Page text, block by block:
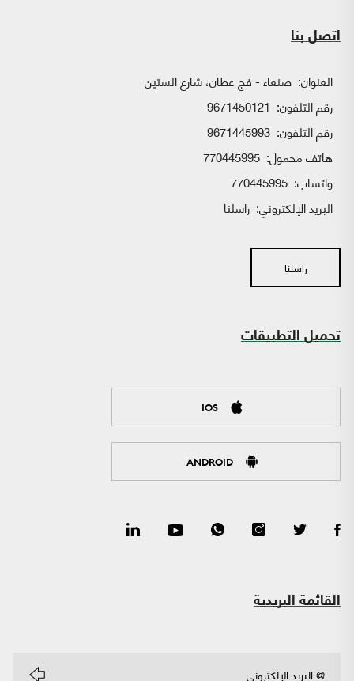
اتصل بنا
العنوان: صنعاء - فج عطان، شارع الستين
رقم التلفون: 9671450121
رقم التلفون: 9671445993
هاتف محمول: 770445995
واتساب:
البريد الإلكتروني: راسلنا
راسلنا
تحميل التطبيقات
IOS
ANDROID
القائمة البريدية